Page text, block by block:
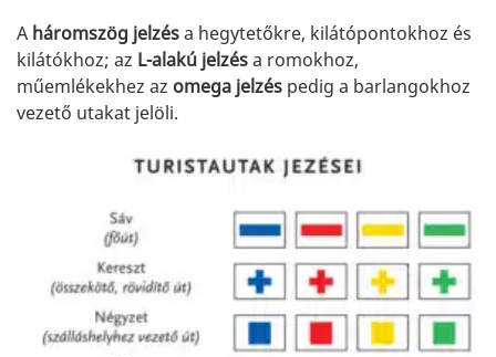
A háromszög jelzésa hegytetőkre, kilátópontokhoz és
kilátókhoz; az L-alakú jelzésa romokhoz,
műemlékekhez az omega jelzés pedig a barlangokhoz
vezető utakat jelöli.